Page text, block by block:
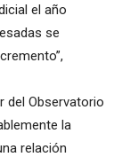
el año
se
del Observatorio
la
relación